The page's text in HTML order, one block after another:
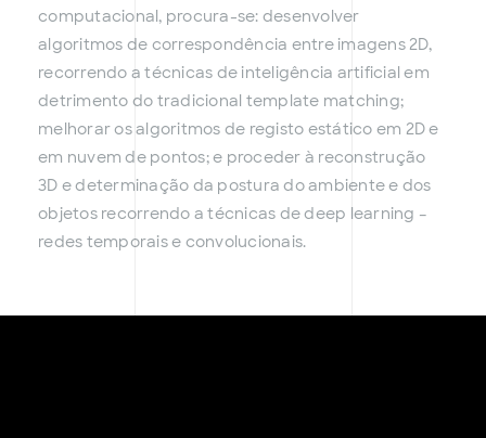
computacional, procura-se: desenvolver
algoritmos de correspondência entre imagens 2D,
recorrendo a técnicas de inteligência artificial em
detrimento do tradicional template matching;
melhorar os algoritmos de registo estático em 2D e
em nuvem de pontos; e proceder à reconstrução
3D e determinação da postura do ambiente e dos
objetos recorrendo a técnicas de deep learning –
redes temporais e convolucionais.